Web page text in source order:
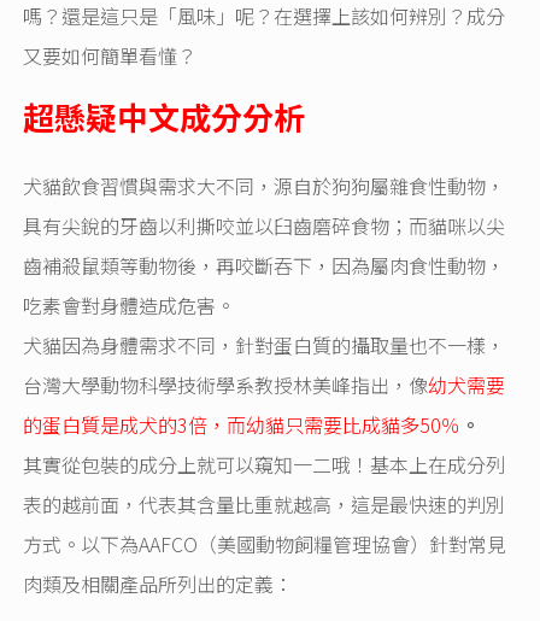
嗎？還是這只是「風味」呢？在選擇上該如何辨別？成分
又要如何簡單看懂？
超懸疑中文成分分析
犬貓飲食習慣與需求大不同，源自於狗狗屬雜食性動物，
具有尖銳的牙齒以利撕咬並以臼齒磨碎食物；而貓咪以尖
齒補殺鼠類等動物後，再咬斷吞下，因為屬肉食性動物，
吃素會對身體造成危害。
犬貓因為身體需求不同，針對蛋白質的攝取量也不一樣，
台灣大學動物科學技術學系教授林美峰指出，像幼犬需要
的蛋白質是成犬的3倍，而幼貓只需要比成貓多50％ 。
其實從包裝的成分上就可以窺知一二哦！基本上在成分列
表的越前面，代表其含量比重就越高，這是最快速的判別
方式。以下為AAFCO（美國動物飼糧管理協會）針對常見
肉類及相關產品所列出的定義：